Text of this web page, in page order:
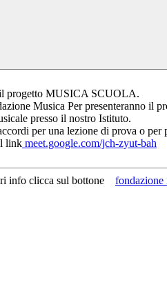
MUSICA SCUOLA.
Musica Per presenteranno il
presso il nostro Istituto.
per una lezione di prova o
link meet.google.com/jch-zyut-bah
info clicca sul bottone fondazione